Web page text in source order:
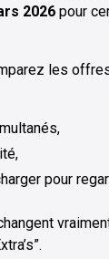
2026 pour
les
pour